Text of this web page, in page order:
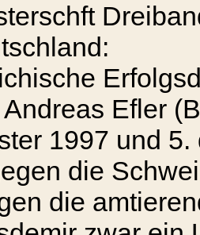
Efler
1997 und
die
die